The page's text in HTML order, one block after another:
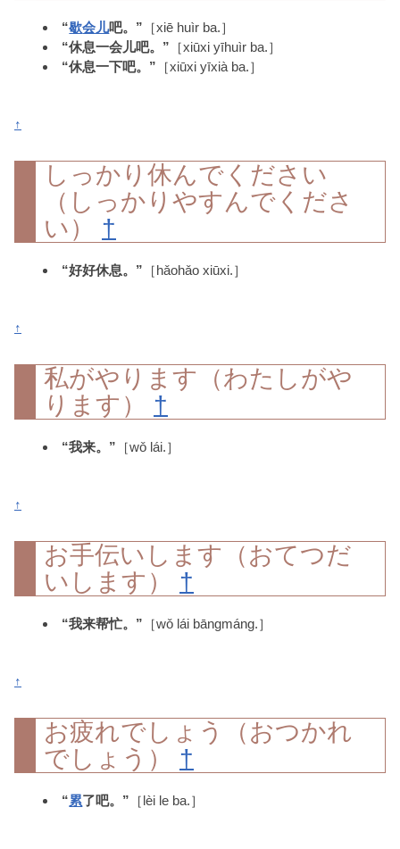
“歇会儿吧。” ［xiē huìr ba.］
“休息一会儿吧。” ［xiūxi yīhuìr ba.］
“休息一下吧。” ［xiūxi yīxià ba.］
↑
しっかり休んでください
（しっかりやすんでくださ
い） †
“好好休息。” ［hǎohǎo xiūxi.］
↑
私がやります（わたしがや
ります） †
“我来。” ［wǒ lái.］
↑
お手伝いします（おてつだ
いします） †
“我来帮忙。” ［wǒ lái bāngmáng.］
↑
お疲れでしょう（おつかれ
でしょう） †
“累了吧。” ［lèi le ba.］